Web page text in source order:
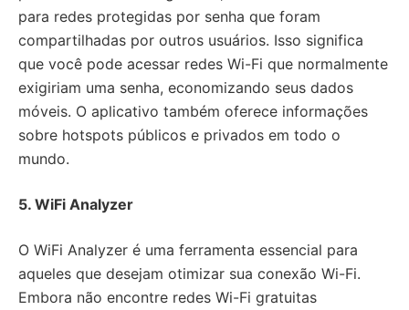
para redes protegidas por senha que foram
compartilhadas por outros usuários. Isso significa
que você pode acessar redes Wi-Fi que normalmente
exigiriam uma senha, economizando seus dados
móveis. O aplicativo também oferece informações
sobre hotspots públicos e privados em todo o
mundo.
5. WiFi Analyzer
O WiFi Analyzer é uma ferramenta essencial para
aqueles que desejam otimizar sua conexão Wi-Fi.
Embora não encontre redes Wi-Fi gratuitas